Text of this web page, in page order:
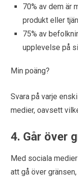
70% av dem är
produkt eller
75% av
upplevelse på
Min poäng?
Svara på varje
medier, oavsett
4. Går över
Med sociala
att gå över